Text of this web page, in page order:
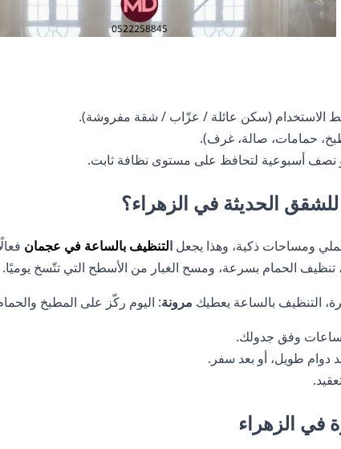
الاستخدام (سكن عائلة / عزّاب / شقة مفروشة).
نصف أسبوعية لتحافظ على مستوى نظافة ثابت.
الحديثة في الزهراء؟
ومساحات ذكية، وهذا يجعل التنظيف بالساعة في عجمان
تنظيف الحمام بسرعة، ومسح الغبار من الأسطح التي تتّسخ يوميًا.
التنظيف بالساعة يعطيك مرونة: اليوم ركّز على المطبخ
وفق جدولك.
دوام طويل، أو بعد سفر.
في الزهراء